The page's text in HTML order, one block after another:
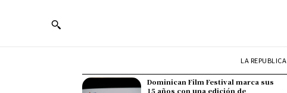
LA REPUBLICA
Dominican Film Festival marca sus
15 años con una edición de